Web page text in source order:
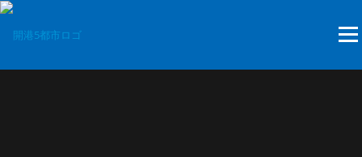
Skip
content
Menu